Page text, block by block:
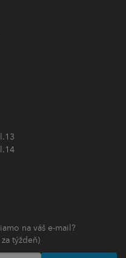
na váš e-mail?
týždeň)